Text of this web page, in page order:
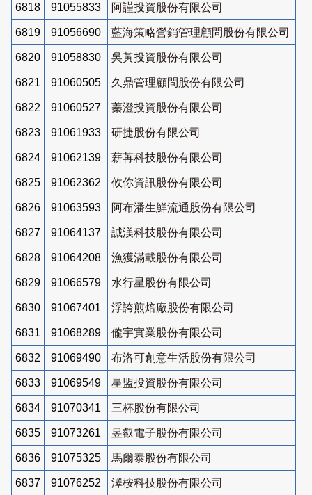
6818 91055833 阿謹投資股份有限公司
6819 91056690 藍海策略營銷管理顧問股份有限公司
6820 91058830 吳黃投資股份有限公司
6821 91060505 久鼎管理顧問股份有限公司
6822 91060527 蓁澄投資股份有限公司
6823 91061933 研捷股份有限公司
6824 91062139 薪苒科技股份有限公司
6825 91062362 攸你資訊股份有限公司
6826 91063593 阿布潘生鮮流通股份有限公司
6827 91064137 誠渼科技股份有限公司
6828 91064208 漁獲滿載股份有限公司
6829 91066579 水行星股份有限公司
6830 91067401 浮誇煎焙廠股份有限公司
6831 91068289 儱宇實業股份有限公司
6832 91069490 布洛可創意生活股份有限公司
6833 91069549 星盟投資股份有限公司
6834 91070341 三杯股份有限公司
6835 91073261 昱叡電子股份有限公司
6836 91075325 馬爾泰股份有限公司
6837 91076252 澤桉科技股份有限公司